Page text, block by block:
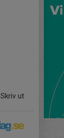
Skriv ut